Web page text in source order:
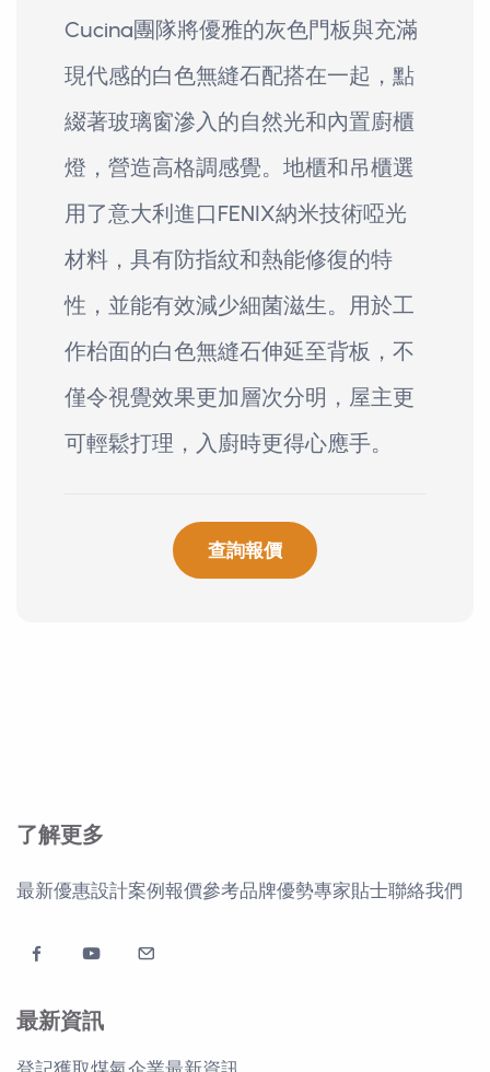
Cucina團隊將優雅的灰色門板與充滿
現代感的白色無縫石配搭在一起，點
綴著玻璃窗滲入的自然光和內置廚櫃
燈，營造高格調感覺。地櫃和吊櫃選
用了意大利進口FENIX納米技術啞光
材料，具有防指紋和熱能修復的特
性，並能有效減少細菌滋生。用於工
作枱面的白色無縫石伸延至背板，不
僅令視覺效果更加層次分明，屋主更
可輕鬆打理，入廚時更得心應手。
查詢報價
了解更多
最新優惠設計案例 報價參考品牌優勢專家貼士聯絡我們
最新資訊